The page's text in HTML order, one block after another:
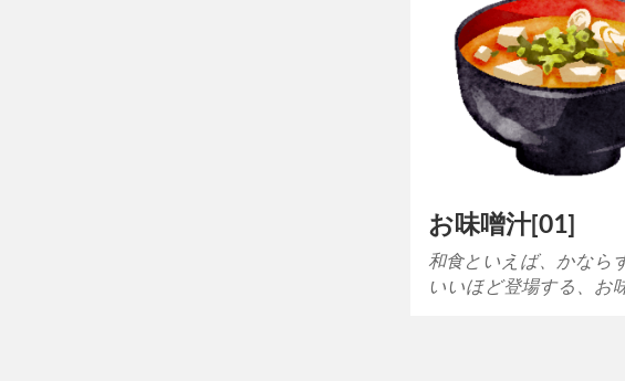
お味噌汁[01]
和食といえば、かなら
いいほど登場する、お